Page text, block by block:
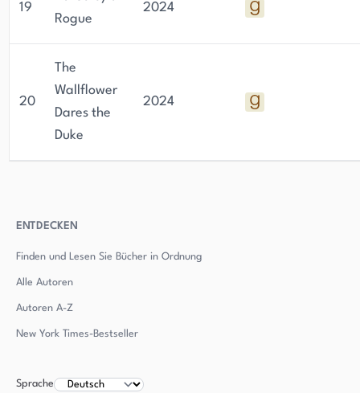
19
Rogue
2024
20
The
Wallflower
Dares the
Duke
2024
ENTDECKEN
Finden und Lesen Sie Bücher in Ordnung
Alle Autoren
Autoren A-Z
New York Times-Bestseller
Sprache